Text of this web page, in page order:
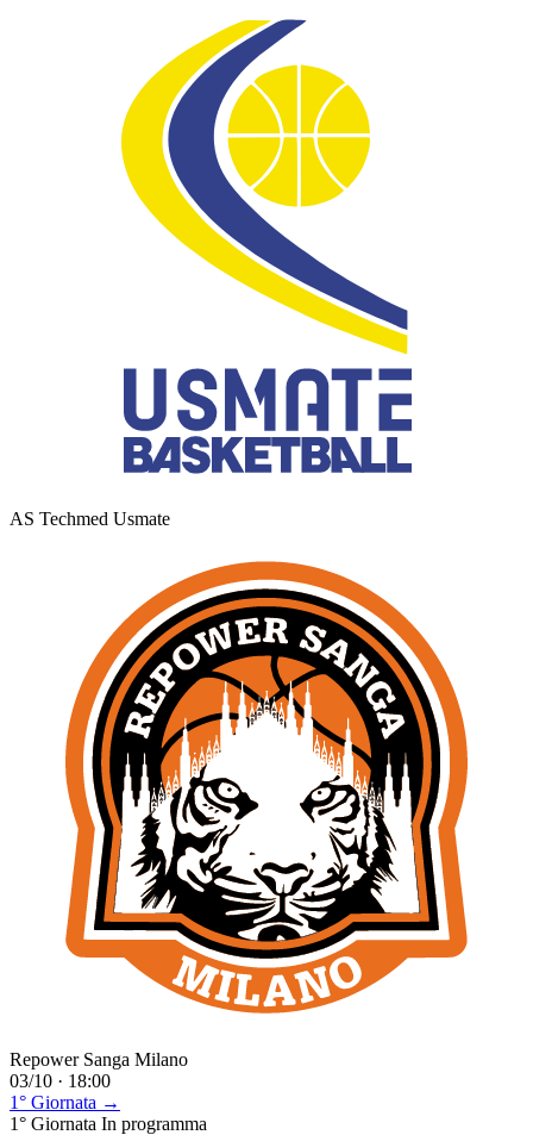
AS Techmed Usmate
Repower Sanga Milano
03/10 · 18:00
1° Giornata →
1° Giornata In programma